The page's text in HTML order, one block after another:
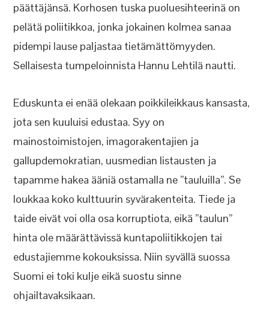
päättäjänsä. Korhosen tuska puoluesihteerinä on
pelätä poliitikkoa, jonka jokainen kolmea sanaa
pidempi lause paljastaa tietämättömyyden.
Sellaisesta tumpeloinnista Hannu Lehtilä nautti.
Eduskunta ei enää olekaan poikkileikkaus kansasta,
jota sen kuuluisi edustaa. Syy on
mainostoimistojen, imagorakentajien ja
gallupdemokratian, uusmedian listausten ja
tapamme hakea ääniä ostamalla ne ”tauluilla”. Se
loukkaa koko kulttuurin syvärakenteita. Tiede ja
taide eivät voi olla osa korruptiota, eikä ”taulun”
hinta ole määrättävissä kuntapoliitikkojen tai
edustajiemme kokouksissa. Niin syvällä suossa
Suomi ei toki kulje eikä suostu sinne
ohjailtavaksikaan.